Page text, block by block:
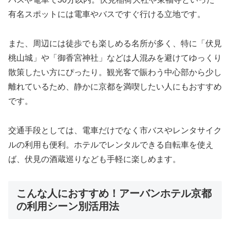
有名スポットには電車やバスですぐ行ける立地です。
また、周辺には徒歩でも楽しめる名所が多く、特に「伏見
桃山城」や「御香宮神社」などは人混みを避けてゆっくり
散策したい方にぴったり。観光客で賑わう中心部から少し
離れているため、静かに京都を満喫したい人にもおすすめ
です。
交通手段としては、電車だけでなく市バスやレンタサイク
ルの利用も便利。ホテルでレンタルできる自転車を使え
ば、伏見の酒蔵巡りなども手軽に楽しめます。
こんな人におすすめ！アーバンホテル京都
の利用シーン別活用法